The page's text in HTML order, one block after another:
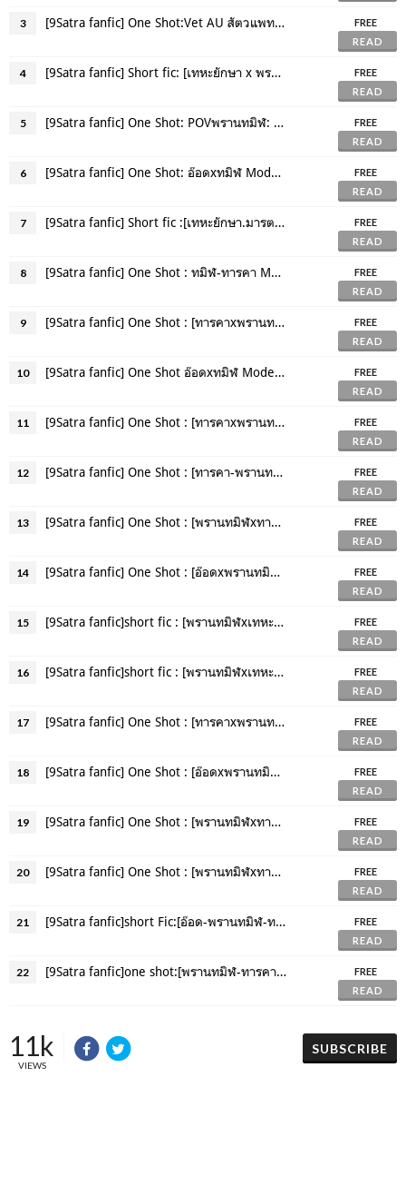
3 [9Satra fanfic] One Shot:Vet AU สัตวแพทย์หน้าโฉดกับดีลเลอร์ทารคา
FREE
READ
4 [9Satra fanfic] Short fic: [เทหะยักษา x พรานทมิฬ] : Eternity
FREE
READ
5 [9Satra fanfic] One Shot: POVพรานทมิฬ: labyrinth
FREE
READ
6 [9Satra fanfic] One Shot: อ๊อดxทมิฬ Modern day AU : แฟนบ้าๆ
FREE
READ
7 [9Satra fanfic] Short fic :[เทหะยักษา.มารตา.พรานทมิฬ] :Erode
FREE
READ
8 [9Satra fanfic] One Shot : ทมิฬ-ทารคา Modern day AU : เกลียด
FREE
READ
9 [9Satra fanfic] One Shot : [ทารคาxพรานทมิฬ] Modern day AU ของแถม
FREE
READ
10 [9Satra fanfic] One Shot อ๊อดxทมิฬ Modern day AU : ลูก
FREE
READ
11 [9Satra fanfic] One Shot : [ทารคาxพรานทมิฬ] Modern day AU : ประกาย
FREE
READ
12 [9Satra fanfic] One Shot : [ทารคา-พรานทมิฬ] Modern day AU : คนอื่น
FREE
READ
13 [9Satra fanfic] One Shot : [พรานทมิฬxทารคา] Modern day AU :เพื่อน -ตอนที่1
FREE
READ
14 [9Satra fanfic] One Shot : [อ๊อดxพรานทมิฬ] ModernDay AU : คืนปีใหม่
FREE
READ
15 [9Satra fanfic]short fic : [พรานทมิฬxเทหะยักษาxพรานทมิฬ] : Us
FREE
READ
16 [9Satra fanfic]short fic : [พรานทมิฬxเทหะยักษาxพรานทมิฬ] : Us ตอนแถม
FREE
READ
17 [9Satra fanfic] One Shot : [ทารคาxพรานทมิฬ] Inception AU :คิดถึง
FREE
READ
18 [9Satra fanfic] One Shot : [อ๊อดxพรานทมิฬ] ModernDay AU : Can't erase
FREE
READ
19 [9Satra fanfic] One Shot : [พรานทมิฬxทารคา] Modern day AU :เพื่อน -ตอนที่2
FREE
READ
20 [9Satra fanfic] One Shot : [พรานทมิฬxทารคา] Modern day AU :เพื่อน -ตอนที่2.1
FREE
READ
21 [9Satra fanfic]short Fic:[อ๊อด-พรานทมิฬ-ทารคา] : ซ่อนกลิ่น
FREE
READ
22 [9Satra fanfic]one shot:[พรานทมิฬ-ทารคา] : sorry,can't save me now
FREE
READ
11k
VIEWS
SUBSCRIBE